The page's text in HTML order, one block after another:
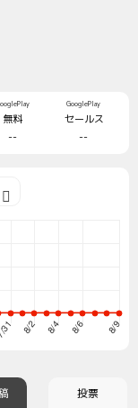
無料
--
GooglePlay
セールス
--
投票